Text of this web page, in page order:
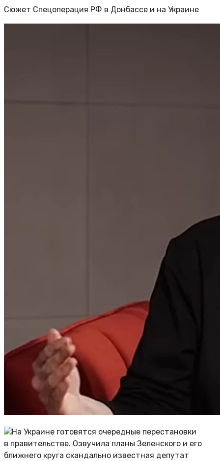
Сюжет Спецоперация РФ в Донбассе и на Украине
На Украине готовятся очередные перестановки
в правительстве. Озвучила планы Зеленского и его
ближнего круга скандально известная депутат